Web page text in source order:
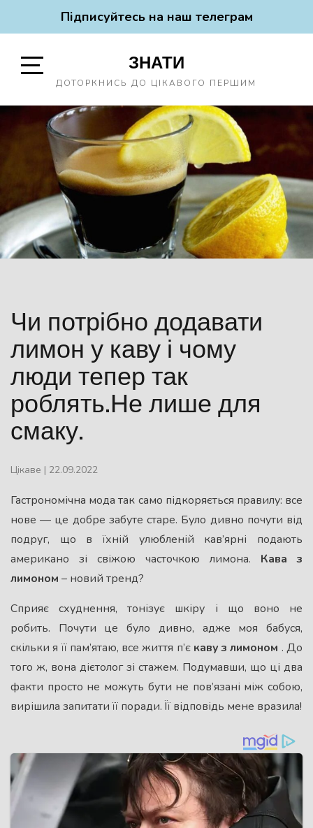
Підписуйтесь на наш телеграм
Sidebar
ЗНАТИ
ДОТОРКНИСЬ ДО ЦІКАВОГО ПЕРШИМ
Чи потрібно додавати
лимон у каву і чому
люди тепер так
роблять.Не лише для
смаку.
Цікаве | 22.09.2022
Гастрономічна мода так само підкоряється правилу: все
нове — це добре забуте старе. Було дивно почути від
подруг, що в їхній улюбленій кав’ярні подають
американо зі свіжою часточкою лимона. Кава з
лимоном – новий тренд?
Сприяє схуднення, тонізує шкіру і що воно не
робить. Почути це було дивно, адже моя бабуся,
скільки я її пам’ятаю, все життя п’є каву з лимоном . До
того ж, вона дієтолог зі стажем. Подумавши, що ці два
факти просто не можуть бути не пов’язані між собою,
вирішила запитати її поради. Її відповідь мене вразила!